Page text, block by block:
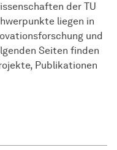
der TU
liegen in
und
Seiten finden
Publikationen